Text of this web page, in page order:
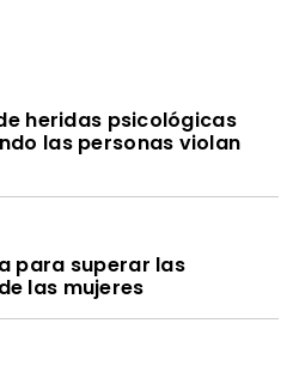
heridas psicológicas
las personas violan
para superar las
las mujeres